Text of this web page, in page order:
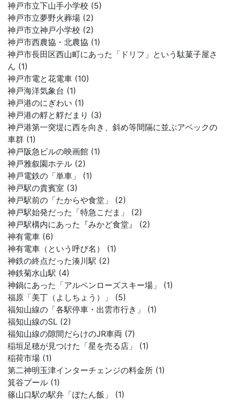
神戸市立下山手小学校 (5)
神戸市立夢野火葬場 (2)
神戸市立神戸小学校 (2)
神戸市西農協・北農協 (1)
神戸市長田区西山町にあった「ドリフ」という駄菓子屋さ
ん (1)
神戸市電と花電車 (10)
神戸海洋気象台 (1)
神戸港のにぎわい (1)
神戸港の艀と艀だまり (3)
神戸港第一突堤に西を向き、斜め等間隔に並ぶアベックの
車群 (1)
神戸阪急ビルの映画館 (1)
神戸雅叙園ホテル (2)
神戸電鉄の「単車」 (1)
神戸駅の貴賓室 (3)
神戸駅前の「たからや食堂」 (2)
神戸駅始発だった「特急こだま」 (2)
神戸駅構内にあった『みかど食堂』 (2)
神有電車 (6)
神有電車（という呼び名） (1)
神鉄の終点だった湊川駅 (2)
神鉄菊水山駅 (4)
神鍋にあった「アルペンローズスキー場」 (1)
福原「美丁（よしちょう）」 (5)
福知山線の「各駅停車・出雲市行き」 (1)
福知山線のSL (2)
福知山線の隙間だらけのJR車両 (7)
稲垣足穂が見つけた「星を売る店」 (1)
稲荷市場 (1)
第二神明玉津インターチェンジの料金所 (1)
箕谷プール (1)
篠山口駅の駅弁「ぼたん飯」 (1)